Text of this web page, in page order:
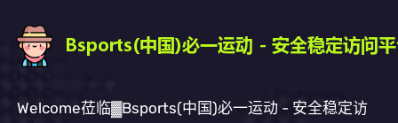
Welcome莅临▓Bsports(中国)必一运动 - 安全稳定访